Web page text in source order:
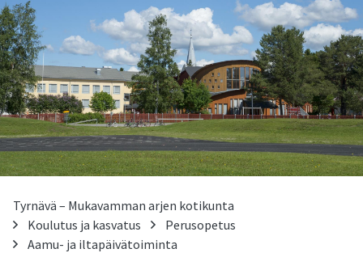
Tyrnävä – Mukavamman arjen kotikunta
Koulutus ja kasvatus
Perusopetus
Aamu- ja iltapäivätoiminta